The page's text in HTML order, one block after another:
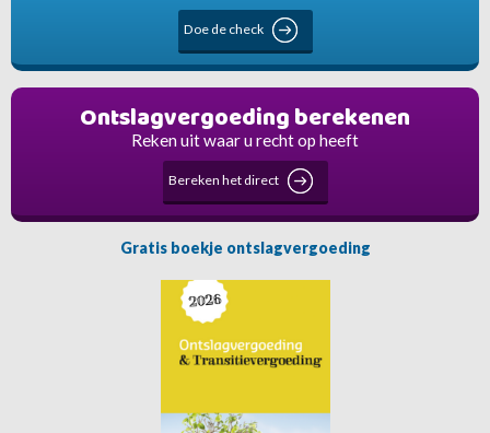
Doe de check
Ontslagvergoeding berekenen
Reken uit waar u recht op heeft
Bereken het direct
Gratis boekje ontslagvergoeding